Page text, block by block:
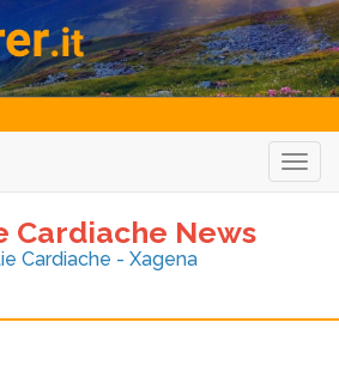
Cardiache News
Cardiache - Xagena